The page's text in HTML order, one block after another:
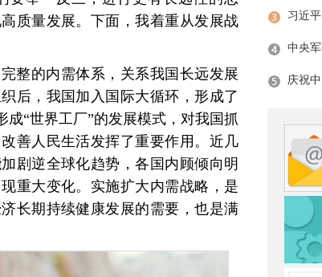
质量发展。下面，我着重从发展战
整的内需体系，关系我国长远发展
后，我国加入国际大循环，形成了
“世界工厂”的发展模式，对我国抓
善人民生活发挥了重要作用。近几
剧逆全球化趋势，各国内顾倾向明
重大变化。实施扩大内需战略，是
长期持续健康发展的需要，也是满